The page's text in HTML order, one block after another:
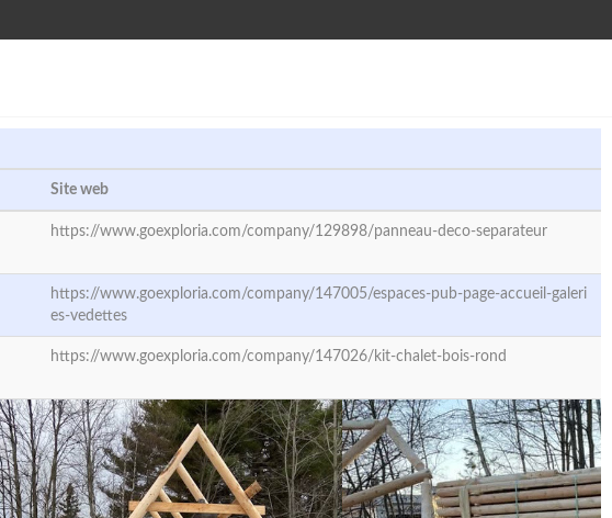
Site web
https://www.goexploria.com/company/129898/panneau-deco-separateur
https://www.goexploria.com/company/147005/espaces-pub-page-accueil-galeri
es-vedettes
https://www.goexploria.com/company/147026/kit-chalet-bois-rond